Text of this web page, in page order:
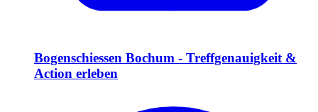
Bogenschiessen Bochum - Treffgenauigkeit &
Action erleben